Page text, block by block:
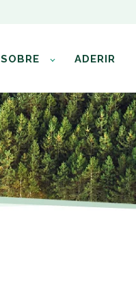
SOBRE ADERIR